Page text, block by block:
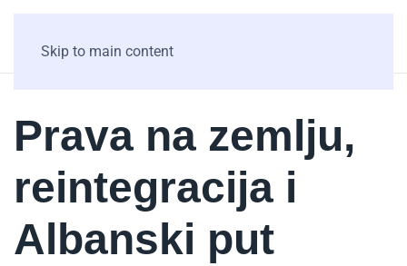
Skip to main content
Prava na zemlju,
reintegracija i
Albanski put